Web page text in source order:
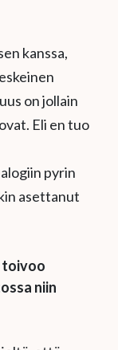
kanssa,
on jollain
Eli en tuo
pyrin
asettanut
toivoo
niin